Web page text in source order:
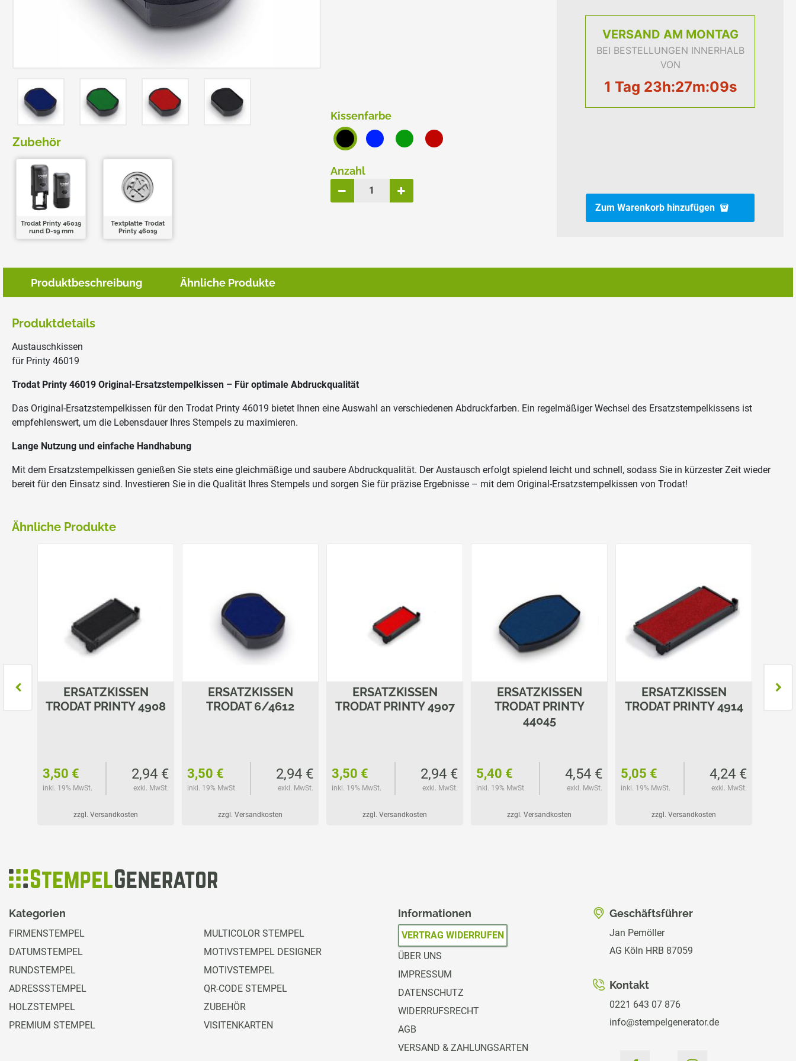
COLOP E-MARK
Zubehör
Trodat Printy 46019
rund D-19 mm
Textplatte Trodat
Printy 46019
VERSAND AM MONTAG
BEI BESTELLUNGEN INNERHALB
VON
1 Tag 23h:27m:08s
Kissenfarbe
Anzahl
Zum Warenkorb hinzufügen
Produktbeschreibung Ähnliche Produkte
Produktdetails
Austauschkissen
für Printy 46019
Trodat Printy 46019 Original-Ersatzstempelkissen – Für optimale Abdruckqualität
Das Original-Ersatzstempelkissen für den Trodat Printy 46019 bietet Ihnen eine Auswahl an verschiedenen Abdruckfarben. Ein regelmäßiger Wechsel des Ersatzstempelkissens ist
empfehlenswert, um die Lebensdauer Ihres Stempels zu maximieren.
Lange Nutzung und einfache Handhabung
Mit dem Ersatzstempelkissen genießen Sie stets eine gleichmäßige und saubere Abdruckqualität. Der Austausch erfolgt spielend leicht und schnell, sodass Sie in kürzester Zeit wieder
bereit für den Einsatz sind. Investieren Sie in die Qualität Ihres Stempels und sorgen Sie für präzise Ergebnisse – mit dem Original-Ersatzstempelkissen von Trodat!
Ähnliche Produkte
ERSATZKISSEN
TRODAT PRINTY 4908
3,50 €
inkl. 19% MwSt.
2,94 €
exkl. MwSt.
zzgl. Versandkosten
ERSATZKISSEN
TRODAT 6/4612
3,50 €
inkl. 19% MwSt.
2,94 €
exkl. MwSt.
zzgl. Versandkosten
ERSATZKISSEN
TRODAT PRINTY 4907
3,50 €
inkl. 19% MwSt.
2,94 €
exkl. MwSt.
zzgl. Versandkosten
ERSATZKISSEN
TRODAT PRINTY
44045
5,40 €
inkl. 19% MwSt.
4,54 €
exkl. MwSt.
zzgl. Versandkosten
ERSATZKISSEN
TRODAT PRINTY 4914
5,05 €
inkl. 19% MwSt.
4,24 €
exkl. MwSt.
zzgl. Versandkosten
Kategorien
FIRMENSTEMPEL
DATUMSTEMPEL
RUNDSTEMPEL
ADRESSSTEMPEL
HOLZSTEMPEL
PREMIUM STEMPEL
MULTICOLOR STEMPEL
MOTIVSTEMPEL DESIGNER
MOTIVSTEMPEL
QR-CODE STEMPEL
ZUBEHÖR
VISITENKARTEN
Informationen
VERTRAG WIDERRUFEN
ÜBER UNS
IMPRESSUM
DATENSCHUTZ
WIDERRUFSRECHT
AGB
VERSAND & ZAHLUNGSARTEN
Geschäftsführer
Jan Pemöller
AG Köln HRB 87059
Kontakt
0221 643 07 876
info@stempelgenerator.de